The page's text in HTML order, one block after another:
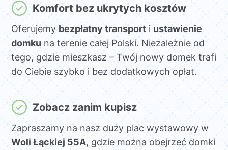
Komfort bez ukrytych kosztów
Oferujemybezpłatny transporti ustawienie
domkuna terenie całej Polski. Niezależnie od
tego, gdzie mieszkasz – Twój nowy domek trafi
do Ciebie szybko i bez dodatkowych opłat.
Zobacz zanim kupisz
Zapraszamy na nasz duży plac wystawowy w
Woli Łąckiej 55A, gdzie można obejrzeć domki